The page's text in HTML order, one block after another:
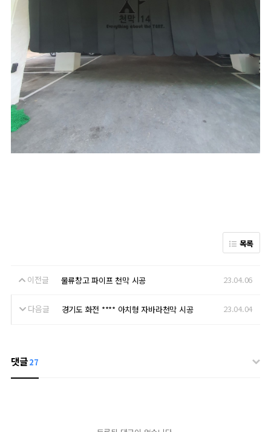
목록
이전글 물류창고 파이프 천막 시공 23.04.06
다음글 경기도 화전 **** 아치형 자바라천막 시공 23.04.04
댓글27